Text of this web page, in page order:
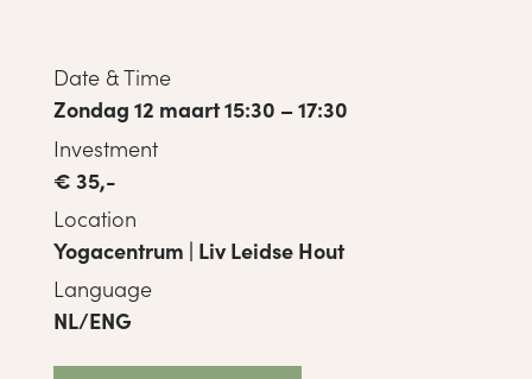
Date & Time
Zondag 12 maart 15:30 – 17:30
Investment
€ 35,-
Location
Yogacentrum | Liv Leidse Hout
Language
NL/ENG